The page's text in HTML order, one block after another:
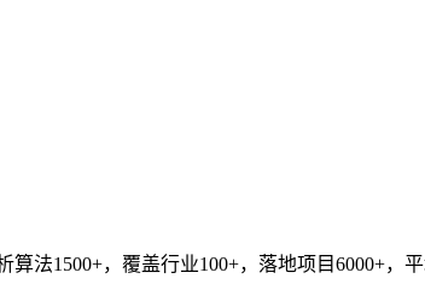
法1500+，覆盖行业100+，落地项目6000+，